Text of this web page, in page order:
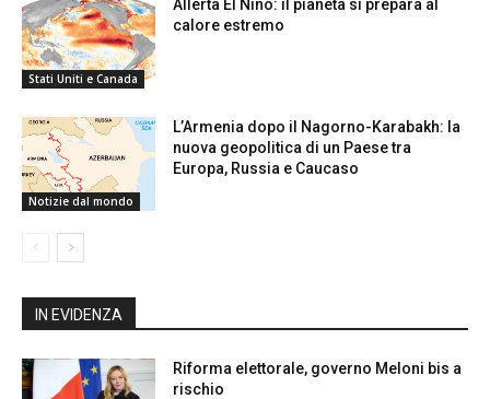
Stati Uniti e Canada
Allerta El Niño: il pianeta si prepara al
calore estremo
Notizie dal mondo
L’Armenia dopo il Nagorno-Karabakh: la
nuova geopolitica di un Paese tra
Europa, Russia e Caucaso
IN EVIDENZA
Riforma elettorale, governo Meloni bis a
rischio